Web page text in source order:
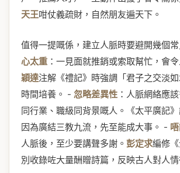
天王咁仗義疏財，自然朋友遍天下。
值得一提嘅係，建立人脈時要避開幾個
心太重 ：一見面就推銷或索取幫忙，會
穎達注解《禮記》時強調「君子之交淡
時間培養。 - 忽略差異性 ：人脈網絡應
同行業、職級同背景嘅人。《太平廣記
因為廣結三教九流，先至能成大事。 -
人脈後，至少要講聲多謝。 彭定求編修
別收錄咗大量酬贈詩篇，反映古人對人情